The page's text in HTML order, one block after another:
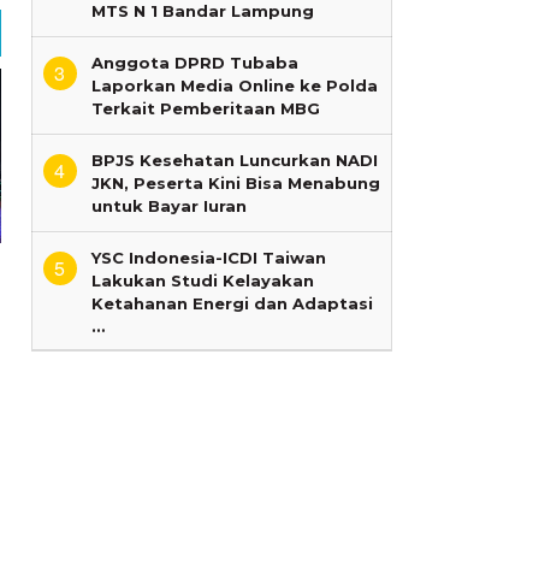
MTS N 1 Bandar Lampung
3
Anggota DPRD Tubaba
Laporkan Media Online ke Polda
Terkait Pemberitaan MBG
4
BPJS Kesehatan Luncurkan NADI
JKN, Peserta Kini Bisa Menabung
untuk Bayar Iuran
5
YSC Indonesia-ICDI Taiwan
Lakukan Studi Kelayakan
Ketahanan Energi dan Adaptasi
…